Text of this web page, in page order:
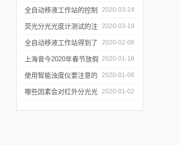
年会
的防潮工作
全自动移液工作站的控制
软件有哪些特点
2020-03-24
荧光分光光度计测试的注
意事项有哪些
2020-03-19
全自动移液工作站得到了
广泛的应用
2020-02-06
上海昔今2020年春节放假
通知
2020-01-16
使用智能浊度仪要注意的
几个要点
2020-01-06
哪些因素会对红外分光光 2020-01-02